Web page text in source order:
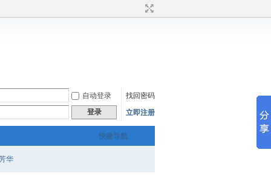
自动登录
找回密码
登录
立即注册
快捷导航
华